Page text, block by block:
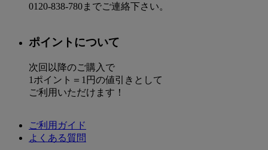
0120-838-780までご連絡下さい。
ポイントについて
次回以降のご購入で
1ポイント＝1円の値引きとして
ご利用いただけます！
ご利用ガイド
よくある質問